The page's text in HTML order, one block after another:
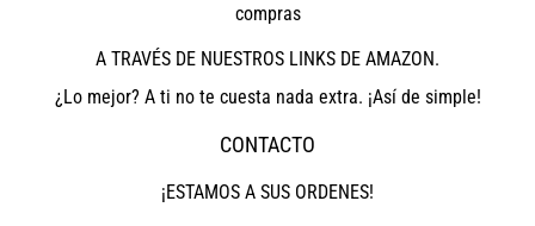
compras
A TRAVÉS DE NUESTROS LINKS DE AMAZON.
¿Lo mejor? A ti no te cuesta nada extra. ¡Así de simple!
CONTACTO
¡ESTAMOS A SUS ORDENES!